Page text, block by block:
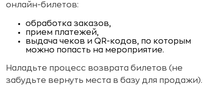
онлайн-билетов:
обработка заказов,
прием платежей,
выдача чеков и QR-кодов, по которым
можно попасть на мероприятие.
Наладьте процесс возврата билетов (не
забудьте вернуть места в базу для продажи).